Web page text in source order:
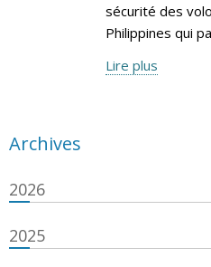
sécurité des
Philippines qui
Lire plus
Archives
2026
2025